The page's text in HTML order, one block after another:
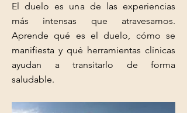
El duelo es una de las experiencias
más intensas que atravesamos.
Aprende qué es el duelo, cómo se
manifiesta y qué herramientas clínicas
ayudan a transitarlo de forma
saludable.